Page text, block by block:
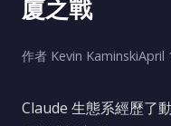
廈之戰
作者 Kevin KaminskiApril
Claude 生態系經歷了